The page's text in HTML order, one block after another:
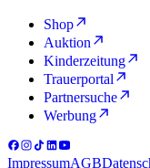
Shop
Auktion
Kinderzeitung
Trauerportal
Partnersuche
Werbung
ImpressumAGB